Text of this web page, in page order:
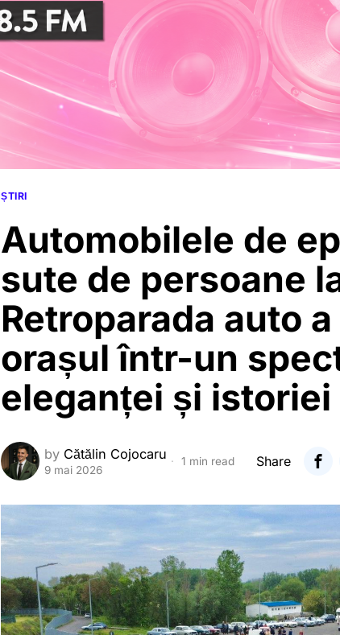
ȘTIRI
Automobilele de
sute de persoane
Retroparada auto
orașul într-un
eleganței și istoriei
by Cătălin Cojocaru
9 mai 2026
1 min read Share